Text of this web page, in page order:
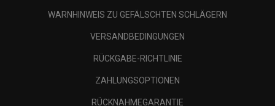
WARNHINWEIS ZU GEFÄLSCHTEN SCHLÄGERN
VERSANDBEDINGUNGEN
RÜCKGABE-RICHTLINIE
ZAHLUNGSOPTIONEN
RÜCKNAHMEGARANTIE